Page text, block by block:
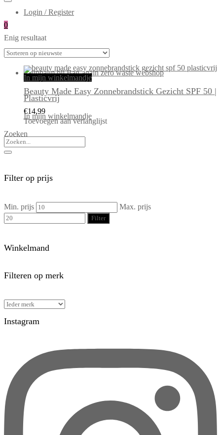
Login / Register
0
Enig resultaat
In mijn winkelmandje
Beauty Made Easy Zonnebrandstick Gezicht SPF 50 |
Plasticvrij
€14,99
In mijn winkelmandje
Toevoegen aan verlanglijst
Zoeken
Filter op prijs
Min. prijs Max. prijs
Filter
Winkelmand
Filteren op merk
Instagram